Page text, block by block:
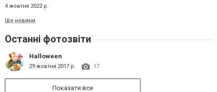
4 жовтня 2022 р.
Ще новини
Останні фотозвіти
Halloween
29 жовтня 2017 р. 17
Показати все